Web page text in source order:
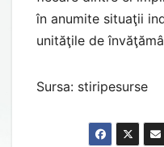
în anumite situaţii
unităţile de
Sursa: stiripesurse